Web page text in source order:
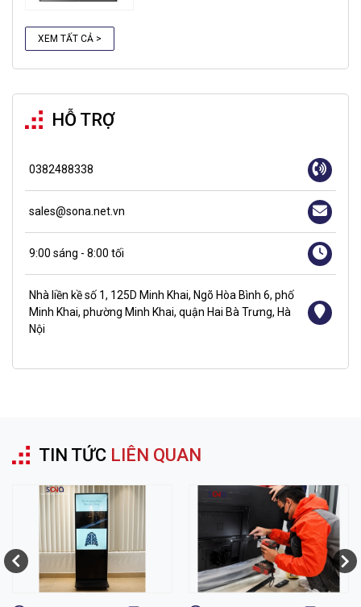
XEM TẤT CẢ >
HỖ TRỢ
0382488338
sales@sona.net.vn
9:00 sáng - 8:00 tối
Nhà liền kề số 1, 125D Minh Khai, Ngõ Hòa Bình 6, phố
Minh Khai, phường Minh Khai, quận Hai Bà Trưng, Hà
Nội
TIN TỨC LIÊN QUAN